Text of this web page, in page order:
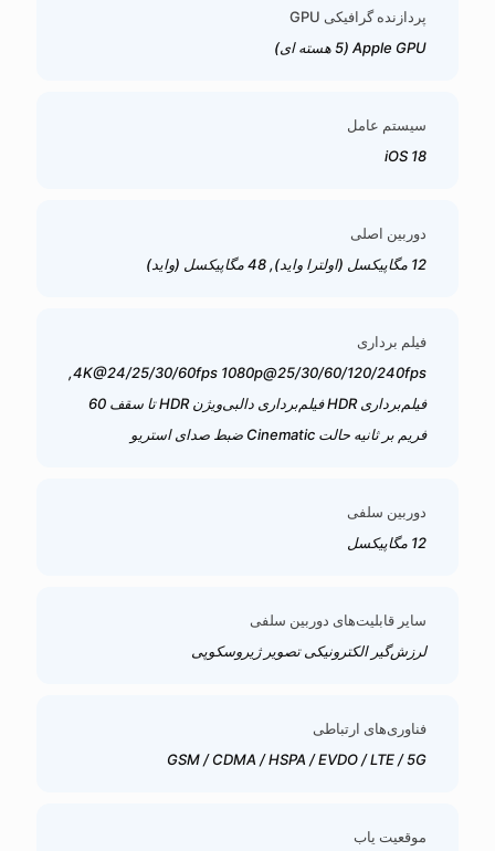
پردازنده گرافیکی GPU
Apple GPU (5 هسته ای)
سیستم عامل
iOS 18
دوربین اصلی
12 مگاپیکسل (اولترا واید), 48 مگاپیکسل (واید)
فیلم برداری
4K@24/25/30/60fps 1080p@25/30/60/120/240fps,
فیلم‌برداری HDR فیلم‌برداری دالبی‌ویژن HDR تا سقف 60
فریم بر ثانیه حالت Cinematic ضبط صدای استریو
دوربین سلفی
12 مگاپیکسل
سایر قابلیت‌های دوربین سلفی
لرزش‌گیر الکترونیکی تصویر ژیروسکوپی
فناوری‌های ارتباطی
GSM / CDMA / HSPA / EVDO / LTE / 5G
موقعیت یاب